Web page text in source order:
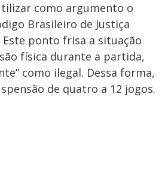
como argumento o
Brasileiro de Justiça
Este ponto frisa a situação
física durante a partida,
como ilegal. Dessa forma,
de quatro a 12 jogos.